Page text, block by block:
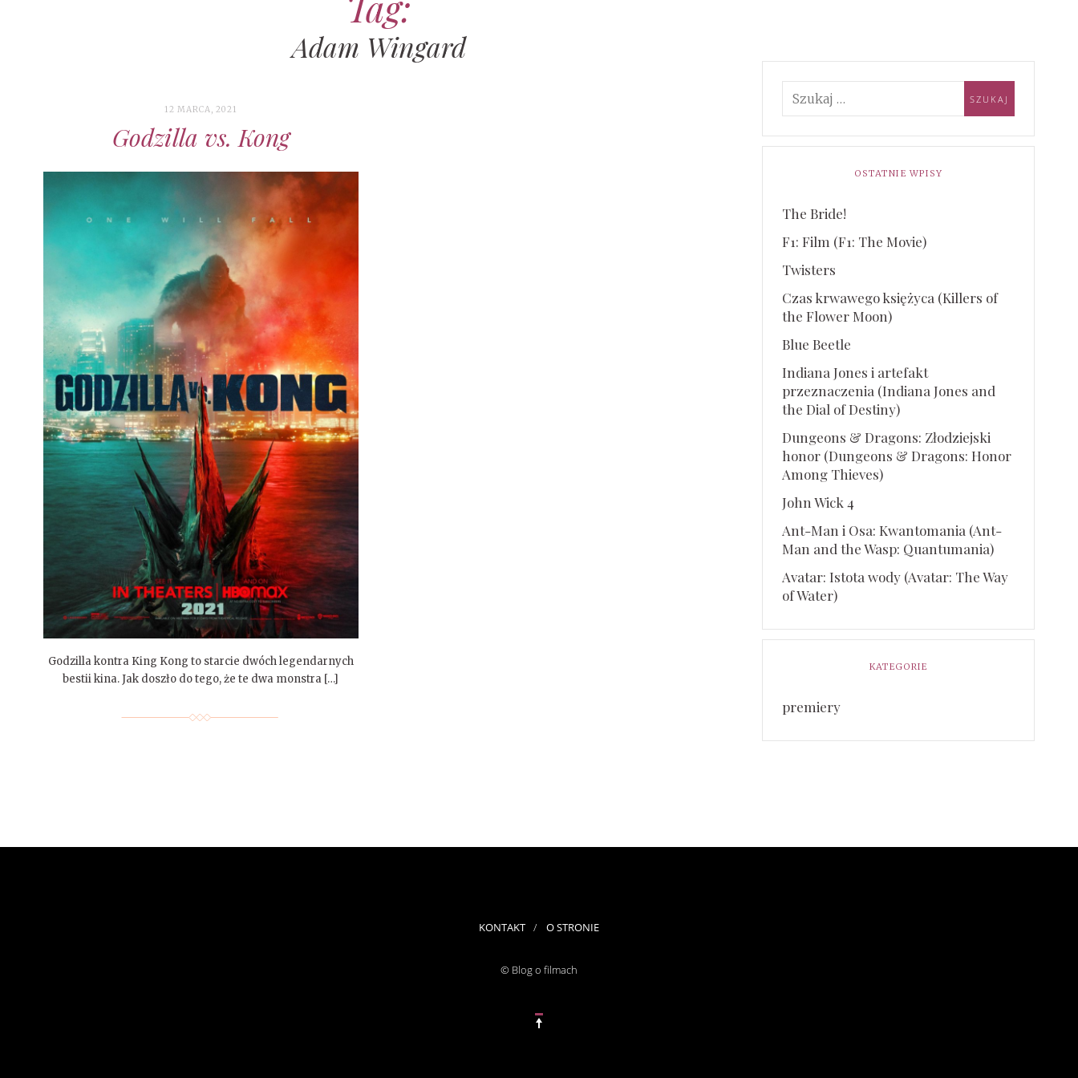
Adam Wingard
12 MARCA, 2021
Godzilla vs. Kong
Godzilla kontra King Kong to starcie dwóch legendarnych
bestii kina. Jak doszło do tego, że te dwa monstra […]
OSTATNIE WPISY
The Bride!
F1: Film (F1: The Movie)
Twisters
Czas krwawego księżyca (Killers of
the Flower Moon)
Blue Beetle
Indiana Jones i artefakt
przeznaczenia (Indiana Jones and
the Dial of Destiny)
Dungeons & Dragons: Złodziejski
honor (Dungeons & Dragons: Honor
Among Thieves)
John Wick 4
Ant-Man i Osa: Kwantomania (Ant-
Man and the Wasp: Quantumania)
Avatar: Istota wody (Avatar: The Way
of Water)
KATEGORIE
premiery
KONTAKT O STRONIE
© Blog o filmach